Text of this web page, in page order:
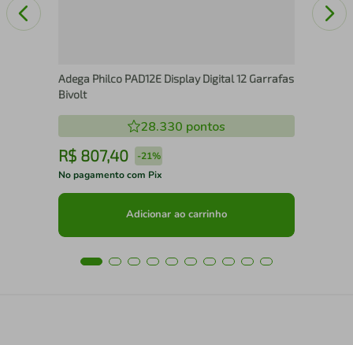
Adega Philco PAD12E Display Digital 12 Garrafas
Bivolt
28.330 pontos
R$ 807,40 -21%
No pagamento com Pix
Adicionar ao carrinho